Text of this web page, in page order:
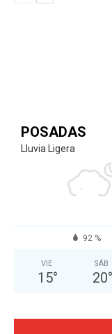
POSADAS
Lluvia Ligera
92 %
VIE
15°
SÁB
20°